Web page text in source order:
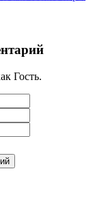
Гость.